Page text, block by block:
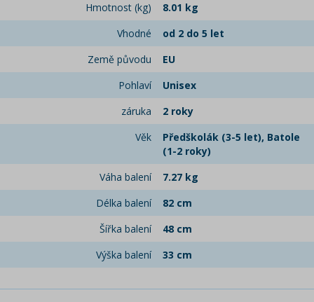
Hmotnost (kg)
8.01 kg
Vhodné
od 2 do 5 let
Země původu
EU
Pohlaví
Unisex
záruka
2 roky
Věk
Předškolák (3-5 let), Batole
(1-2 roky)
Váha balení
7.27 kg
Délka balení
82 cm
Šířka balení
48 cm
Výška balení
33 cm